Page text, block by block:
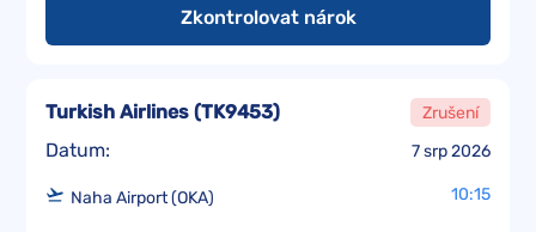
Zkontrolovat nárok
Datum: 7 srp 2026
Turkish Airlines (TK9453) Zrušení
Naha Airport (OKA) 10:15